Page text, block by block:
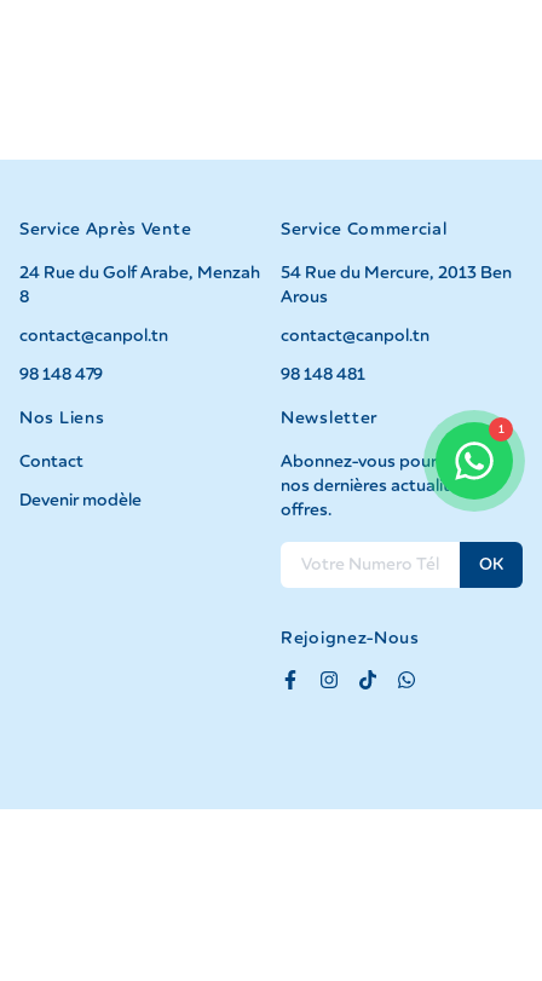
1
Service Après Vente
24 Rue du Golf Arabe, Menzah
8
contact@canpol.tn
98 148 479
Service Commercial
54 Rue du Mercure, 2013 Ben
Arous
contact@canpol.tn
98 148 481
Nos Liens
Contact
Devenir modèle
Newsletter
Abonnez-vous pour recevoir
nos dernières actualités et
offres.
OK
Rejoignez-Nous